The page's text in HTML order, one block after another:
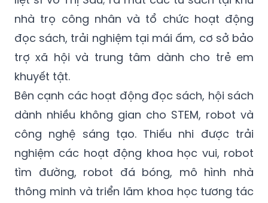
nhà trọ công nhân và tổ chức hoạt động
đọc sách, trải nghiệm tại mái ấm, cơ sở bảo
trợ xã hội và trung tâm dành cho trẻ em
khuyết tật.
Bên cạnh các hoạt động đọc sách, hội sách
dành nhiều không gian cho STEM, robot và
công nghệ sáng tạo. Thiếu nhi được trải
nghiệm các hoạt động khoa học vui, robot
tìm đường, robot đá bóng, mô hình nhà
thông minh và triển lãm khoa học tương tác